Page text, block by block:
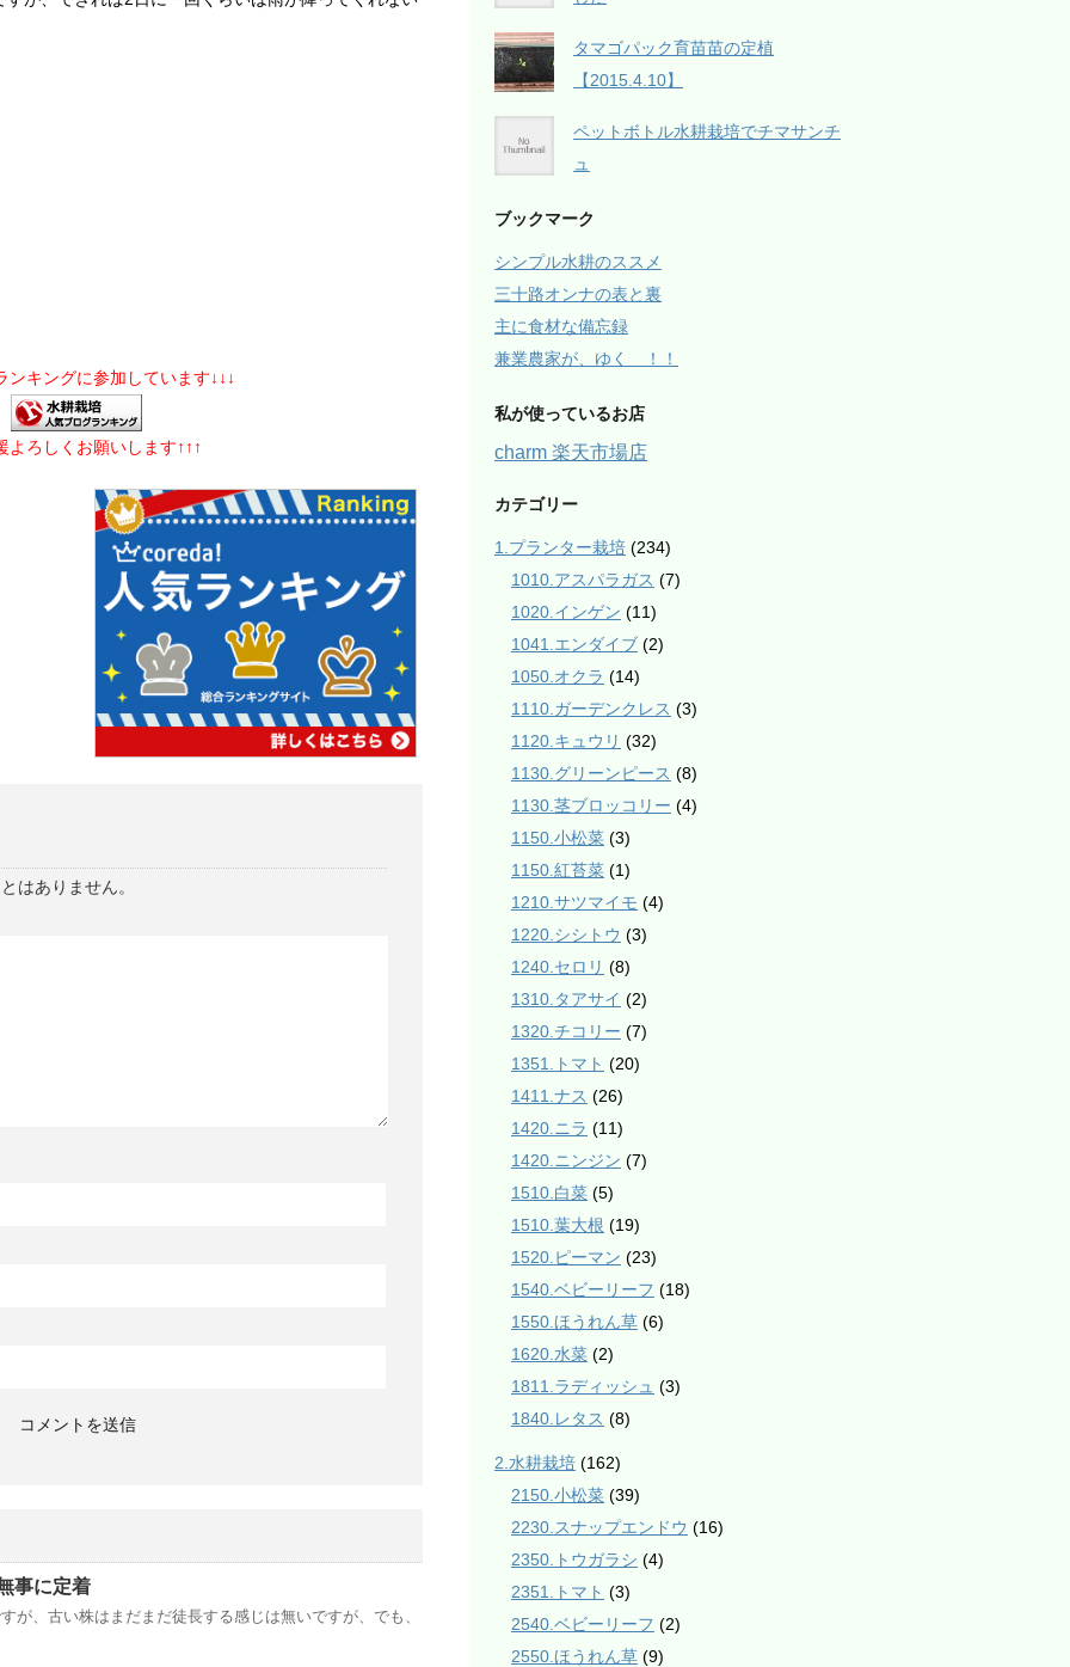
ンキングに参加しています↓↓↓
よろしくお願いします↑↑↑
はありません。
事に定着
が、古い株はまだまだ徒長する感じは無いですが、でも、
タマゴパック育苗苗の定植
【2015.4.10】
ペットボトル水耕栽培でチマサンチ
ュ
ブックマーク
シンプル水耕のススメ
三十路オンナの表と裏
主に食材な備忘録
兼業農家が、ゆく ！！
私が使っているお店
charm 楽天市場店
カテゴリー
1.プランター栽培 (234)
1010.アスパラガス (7)
1020.インゲン (11)
1041.エンダイブ (2)
1050.オクラ (14)
1110.ガーデンクレス (3)
1120.キュウリ (32)
1130.グリーンピース (8)
1130.茎ブロッコリー (4)
1150.小松菜 (3)
1150.紅苔菜 (1)
1210.サツマイモ (4)
1220.シシトウ (3)
1240.セロリ (8)
1310.タアサイ (2)
1320.チコリー (7)
1351.トマト (20)
1411.ナス (26)
1420.ニラ (11)
1420.ニンジン (7)
1510.白菜 (5)
1510.葉大根 (19)
1520.ピーマン (23)
1540.ベビーリーフ (18)
1550.ほうれん草 (6)
1620.水菜 (2)
1811.ラディッシュ (3)
1840.レタス (8)
2.水耕栽培 (162)
2150.小松菜 (39)
2230.スナップエンドウ (16)
2350.トウガラシ (4)
2351.トマト (3)
2540.ベビーリーフ (2)
2550.ほうれん草 (9)